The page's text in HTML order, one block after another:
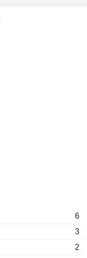
6
3
2